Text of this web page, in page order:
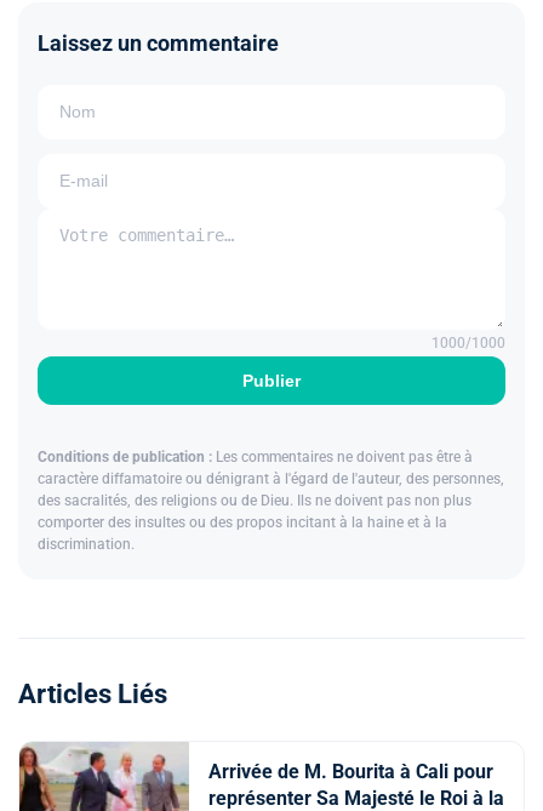
Laissez un commentaire
Publier
1000/1000
Conditions de publication : Les commentaires ne doivent pas être à
caractère diffamatoire ou dénigrant à l'égard de l'auteur, des personnes,
des sacralités, des religions ou de Dieu. Ils ne doivent pas non plus
comporter des insultes ou des propos incitant à la haine et à la
discrimination.
Articles Liés
Arrivée de M. Bourita à Cali pour
représenter Sa Majesté le Roi à la